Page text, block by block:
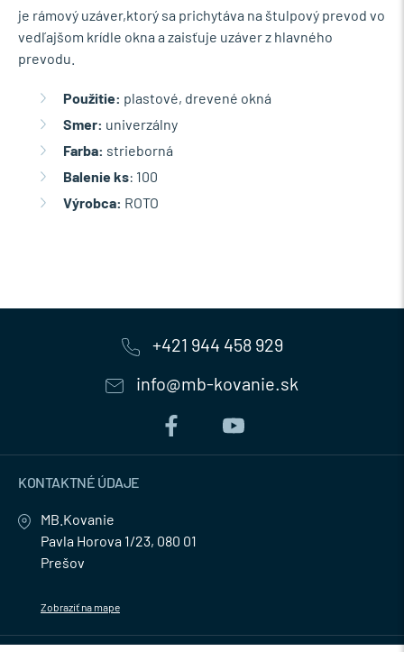
je rámový uzáver,ktorý sa prichytáva na štulpový prevod vo
vedľajšom krídle okna a zaisťuje uzáver z hlavného
prevodu.
Použitie: plastové, drevené okná
Smer: univerzálny
Farba: strieborná
Balenie ks: 100
Výrobca: ROTO
+421 944 458 929
info@mb-kovanie.sk
KONTAKTNÉ ÚDAJE
MB.Kovanie
Pavla Horova 1/23, 080 01
Prešov
Zobraziť na mape